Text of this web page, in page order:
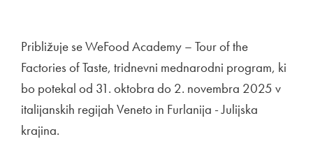
Približuje se WeFood Academy – Tour of the
Factories of Taste, tridnevni mednarodni program, ki
bo potekal od 31. oktobra do 2. novembra 2025 v
italijanskih regijah Veneto in Furlanija - Julijska
krajina.